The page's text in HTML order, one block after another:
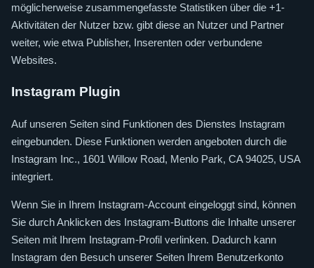
möglicherweise zusammengefasste Statistiken über die +1-
Aktivitäten der Nutzer bzw. gibt diese an Nutzer und Partner
weiter, wie etwa Publisher, Inserenten oder verbundene
Websites.
Instagram Plugin
Auf unseren Seiten sind Funktionen des Dienstes Instagram
eingebunden. Diese Funktionen werden angeboten durch die
Instagram Inc., 1601 Willow Road, Menlo Park, CA 94025, USA
integriert.
Wenn Sie in Ihrem Instagram-Account eingeloggt sind, können
Sie durch Anklicken des Instagram-Buttons die Inhalte unserer
Seiten mit Ihrem Instagram-Profil verlinken. Dadurch kann
Instagram den Besuch unserer Seiten Ihrem Benutzerkonto